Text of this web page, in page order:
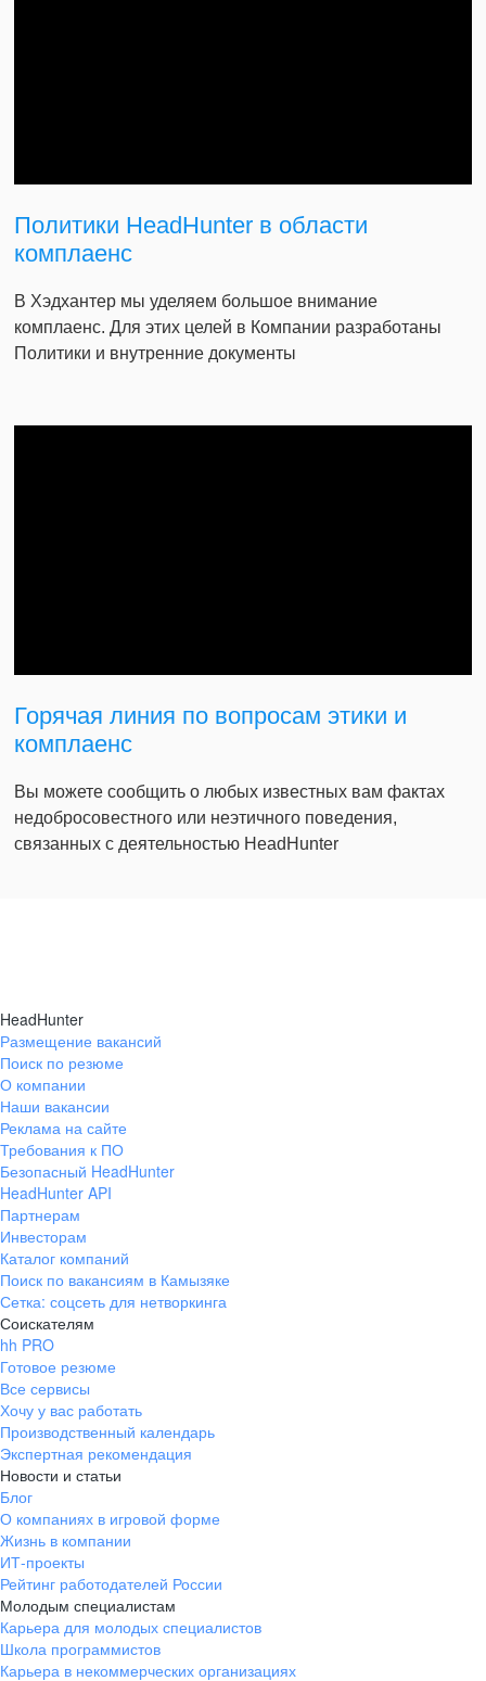
Политики HeadHunter в области
комплаенс
В Хэдхантер мы уделяем большое внимание
комплаенс. Для этих целей в Компании разработаны
Политики и внутренние документы
Горячая линия по вопросам этики и
комплаенс
Вы можете сообщить о любых известных вам фактах
недобросовестного или неэтичного поведения,
связанных с деятельностью HeadHunter
HeadHunter
Размещение вакансий
Поиск по резюме
О компании
Наши вакансии
Реклама на сайте
Требования к ПО
Безопасный HeadHunter
HeadHunter API
Партнерам
Инвесторам
Каталог компаний
Поиск по вакансиям в Камызяке
Сетка: соцсеть для нетворкинга
Соискателям
hh PRO
Готовое резюме
Все сервисы
Хочу у вас работать
Производственный календарь
Экспертная рекомендация
Новости и статьи
Блог
О компаниях в игровой форме
Жизнь в компании
ИТ-проекты
Рейтинг работодателей России
Молодым специалистам
Карьера для молодых специалистов
Школа программистов
Карьера в некоммерческих организациях